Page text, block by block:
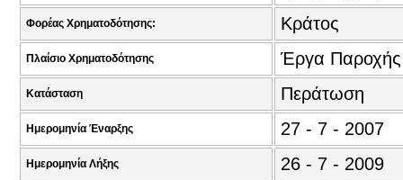
Φορέας Χρηματοδότησης: Κράτος
Πλαίσιο Χρηματοδότησης Έργα
Κατάσταση Περάτωση
Ημερομηνία Έναρξης 27 - 7 - 2007
Ημερομηνία Λήξης 26 - 7 - 2009